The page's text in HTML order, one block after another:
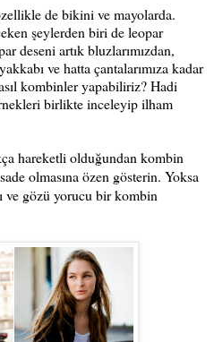
de bikini ve mayolarda.
şeylerden biri de leopar
deseni artık bluzlarımızdan,
ve hatta çantalarımıza kadar
kombinler yapabiliriz? Hadi
birlikte inceleyip ilham
hareketli olduğundan kombin
olmasına özen gösterin. Yoksa
ve gözü yorucu bir kombin